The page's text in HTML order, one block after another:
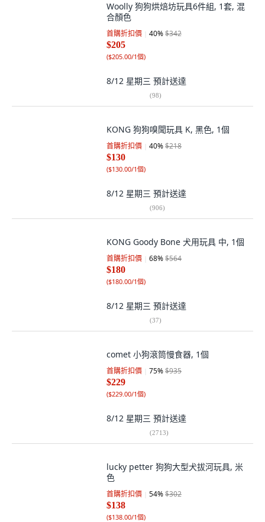
Woolly 狗狗烘焙坊玩具6件組, 1套, 混
合顏色
首購折扣價 40%$342
$205
($205.00/1個)
8/12 星期三 預計送達
(98)
KONG 狗狗嗅聞玩具 K, 黑色, 1個
首購折扣價 40%$218
$130
($130.00/1個)
8/12 星期三 預計送達
(906)
KONG Goody Bone 犬用玩具 中, 1個
首購折扣價 68%$564
$180
($180.00/1個)
8/12 星期三 預計送達
(37)
comet 小狗滾筒慢食器, 1個
首購折扣價 75%$935
$229
($229.00/1個)
8/12 星期三 預計送達
(2713)
lucky petter 狗狗大型犬拔河玩具, 米
色
首購折扣價 54%$302
$138
($138.00/1個)